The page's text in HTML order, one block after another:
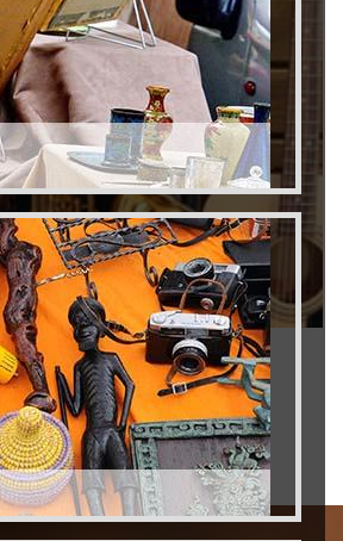
de musique 79
antiquité 79